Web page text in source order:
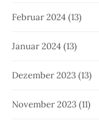
Februar 2024 (13)
Januar 2024 (13)
Dezember 2023 (13)
November 2023 (11)